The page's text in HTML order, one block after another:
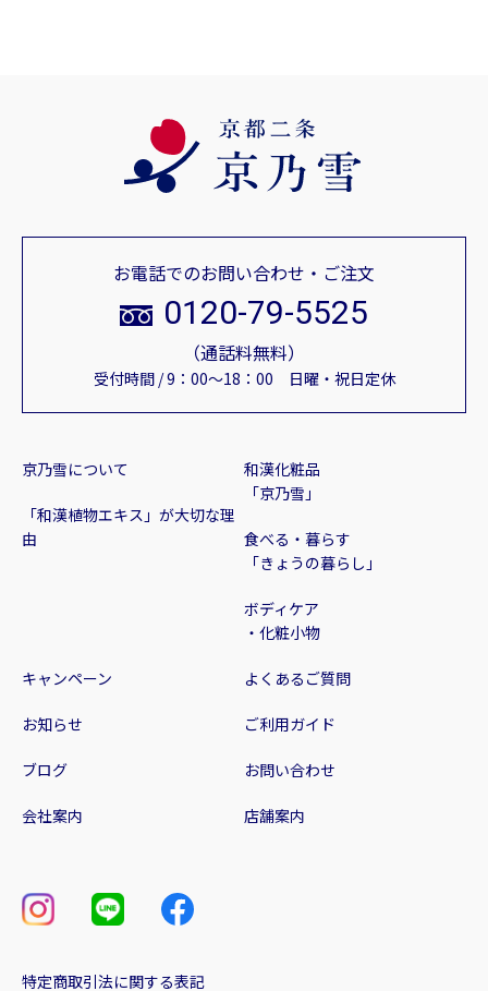
京乃雪について
「和漢植物エキス」が大切な理
由
和漢化粧品
「京乃雪」
食べる・暮らす
「きょうの暮らし」
ボディケア
・化粧小物
キャンペーン
お知らせ
ブログ
会社案内 店舗案内
よくあるご質問
ご利用ガイド
お問い合わせ
お電話でのお問い合わせ・ご注文
0120-79-5525
（通話料無料）
受付時間 / 9：00～18：00 日曜・祝日定休
特定商取引法に関する表記